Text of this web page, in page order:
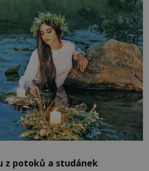
„Ošidili vás, podívejte.“
z potoků a studánek